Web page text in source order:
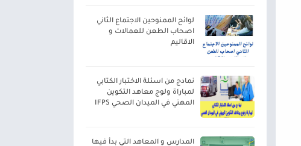
لوائح الممنوحين الاجتماع الثاني
اصحاب الطعن للعمالات و
الاقاليم
نمادج من اسئلة الاختبار الكتابي
لمباراة ولوج معاهد التكوين
المهني في الميدان الصحي IFPS
المدارس و المعاهد التي بدأ فيها